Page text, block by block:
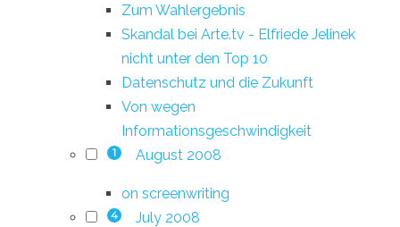
Zum Wahlergebnis
Skandal bei Arte.tv - Elfriede Jelinek
nicht unter den Top 10
Datenschutz und die Zukunft
Von wegen
Informationsgeschwindigkeit
1 August 2008
on screenwriting
4 July 2008